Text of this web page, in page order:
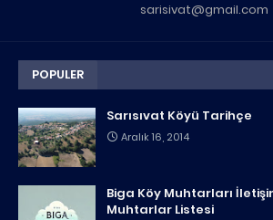
sarisivat@gmail.com
POPULER
Sarısıvat Köyü Tarihçe
Aralık 16, 2014
Biga Köy Muhtarları
Muhtarlar Listesi